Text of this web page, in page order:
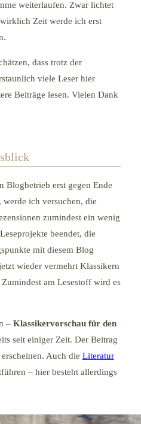
weiterlaufen. Zwar lichtet
Zeit werde ich erst
dass trotz der
viele Leser hier
Beiträge lesen. Vielen Dank
Blogbetrieb erst gegen Ende
werde ich versuchen, die
zumindest ein wenig
beendet, die
mit diesem Blog
wieder vermehrt Klassikern
am Lesestoff wird es
– Klassikervorschau für den
seit einiger Zeit. Der Beitrag
Auch die Literatur
– hier besteht allerdings